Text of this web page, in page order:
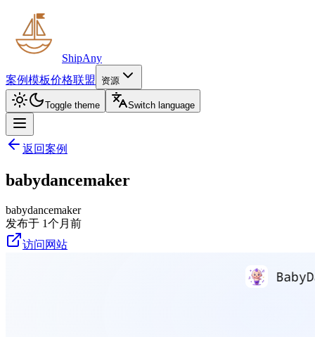
ShipAny
案例模板价格联盟 资源
Toggle theme Switch language
返回案例
babydancemaker
babydancemaker
发布于 1个月前
访问网站